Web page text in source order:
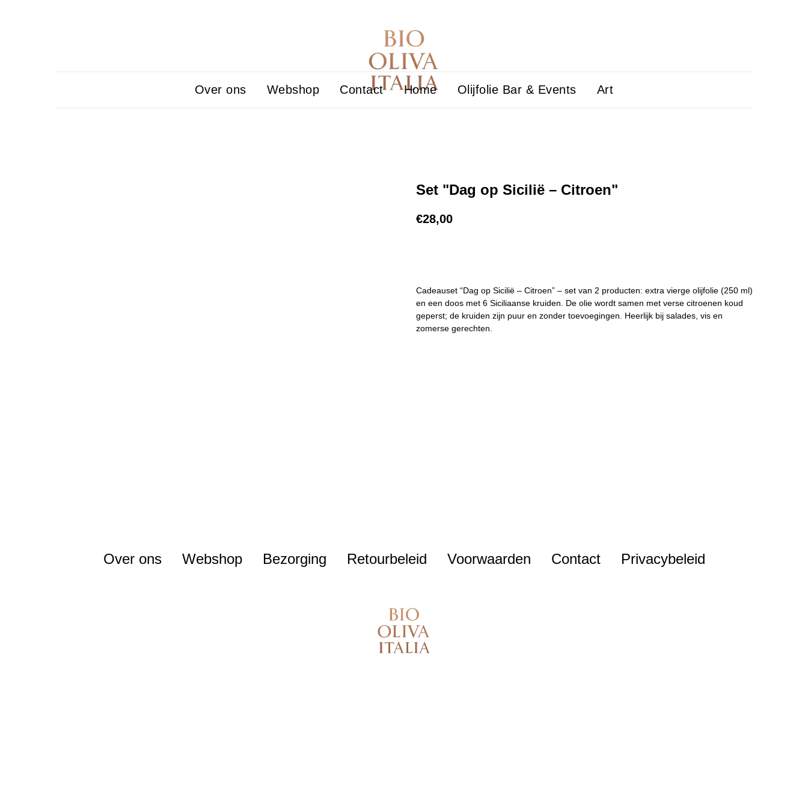
Over ons Webshop Contact Home Olijfolie Bar & Events Art
Set "Dag op Sicilië – Citroen"
€28,00
Cadeauset “Dag op Sicilië – Citroen” – set van 2 producten: extra vierge olijfolie (250 ml)
en een doos met 6 Siciliaanse kruiden. De olie wordt samen met verse citroenen koud
geperst; de kruiden zijn puur en zonder toevoegingen. Heerlijk bij salades, vis en
zomerse gerechten.
Over ons Webshop Bezorging Retourbeleid Voorwaarden Contact Privacybeleid